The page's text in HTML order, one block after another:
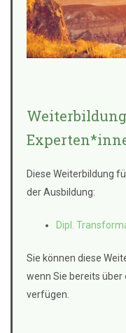
Diese Weiterbildung
der Ausbildung:
Dipl.
Sie können diese
wenn Sie bereits
verfügen.